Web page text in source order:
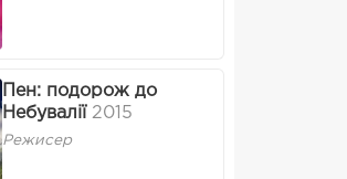
Пен: подорож до
Небувалії 2015
Режисер